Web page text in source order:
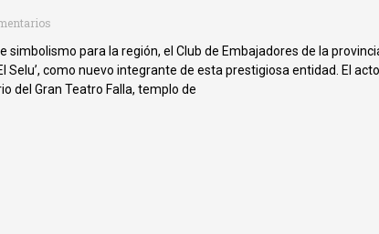
simbolismo para la región, el Club de Embajadores de la
Selu’, como nuevo integrante de esta prestigiosa entidad. El
del Gran Teatro Falla, templo de